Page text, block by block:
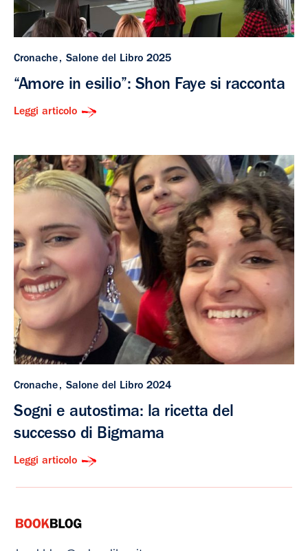
Cronache Salone del Libro 2025
“Amore in esilio”: Shon Faye si racconta
Leggi articolo
Cronache Salone del Libro 2024
Sogni e autostima: la ricetta del
successo di Bigmama
Leggi articolo